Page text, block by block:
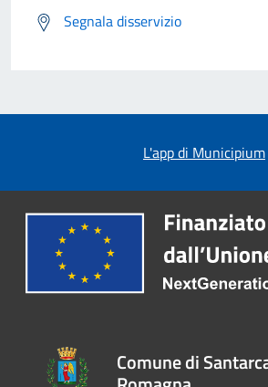
Segnala disservizio
L'app di Municipium
Comune di